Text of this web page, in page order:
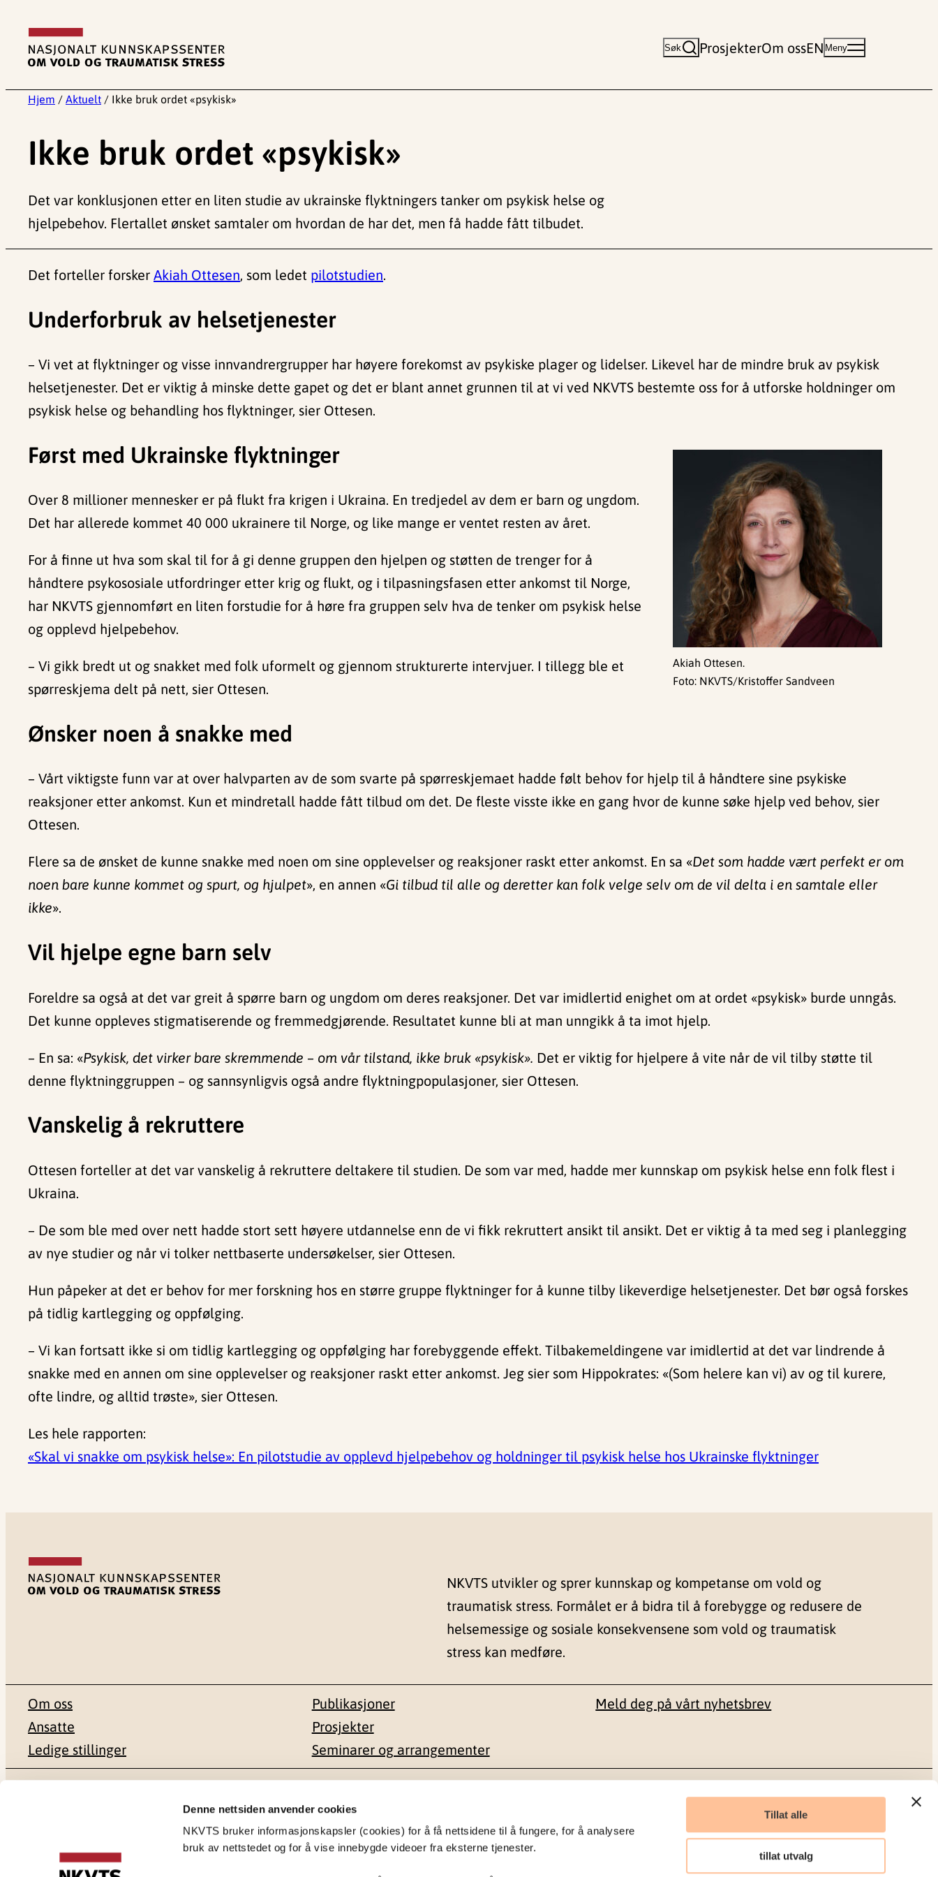
Denne nettsiden anvender cookies
NKVTS bruker informasjonskapsler (cookies) for å få nettsidene til å fungere, for å analysere
bruk av nettstedet og for å vise innebygde videoer fra eksterne tjenester.
Tillat alle
tillat utvalg
innhold
Søk ProsjekterOm ossEN Meny
Hjem / Aktuelt / Ikke bruk ordet «psykisk»
Ikke bruk ordet «psykisk»
Det var konklusjonen etter en liten studie av ukrainske flyktningers tanker om psykisk helse og
hjelpebehov. Flertallet ønsket samtaler om hvordan de har det, men få hadde fått tilbudet.
Det forteller forsker Akiah Ottesen, som ledet pilotstudien.
Underforbruk av helsetjenester
– Vi vet at flyktninger og visse innvandrergrupper har høyere forekomst av psykiske plager og lidelser. Likevel har de mindre bruk av psykisk
helsetjenester. Det er viktig å minske dette gapet og det er blant annet grunnen til at vi ved NKVTS bestemte oss for å utforske holdninger om
psykisk helse og behandling hos flyktninger, sier Ottesen.
Akiah Ottesen.
Foto: NKVTS/Kristoffer Sandveen
Først med Ukrainske flyktninger
Over 8 millioner mennesker er på flukt fra krigen i Ukraina. En tredjedel av dem er barn og ungdom.
Det har allerede kommet 40 000 ukrainere til Norge, og like mange er ventet resten av året.
For å finne ut hva som skal til for å gi denne gruppen den hjelpen og støtten de trenger for å
håndtere psykososiale utfordringer etter krig og flukt, og i tilpasningsfasen etter ankomst til Norge,
har NKVTS gjennomført en liten forstudie for å høre fra gruppen selv hva de tenker om psykisk helse
og opplevd hjelpebehov.
– Vi gikk bredt ut og snakket med folk uformelt og gjennom strukturerte intervjuer. I tillegg ble et
spørreskjema delt på nett, sier Ottesen.
Ønsker noen å snakke med
– Vårt viktigste funn var at over halvparten av de som svarte på spørreskjemaet hadde følt behov for hjelp til å håndtere sine psykiske
reaksjoner etter ankomst. Kun et mindretall hadde fått tilbud om det. De fleste visste ikke en gang hvor de kunne søke hjelp ved behov, sier
Ottesen.
Flere sa de ønsket de kunne snakke med noen om sine opplevelser og reaksjoner raskt etter ankomst. En sa «Det som hadde vært perfekt er om
noen bare kunne kommet og spurt, og hjulpet», en annen «Gi tilbud til alle og deretter kan folk velge selv om de vil delta i en samtale eller
ikke».
Vil hjelpe egne barn selv
Foreldre sa også at det var greit å spørre barn og ungdom om deres reaksjoner. Det var imidlertid enighet om at ordet «psykisk» burde unngås.
Det kunne oppleves stigmatiserende og fremmedgjørende. Resultatet kunne bli at man unngikk å ta imot hjelp.
– En sa: «Psykisk, det virker bare skremmende – om vår tilstand, ikke bruk «psykisk». Det er viktig for hjelpere å vite når de vil tilby støtte til
denne flyktninggruppen – og sannsynligvis også andre flyktningpopulasjoner, sier Ottesen.
Vanskelig å rekruttere
Ottesen forteller at det var vanskelig å rekruttere deltakere til studien. De som var med, hadde mer kunnskap om psykisk helse enn folk flest i
Ukraina.
– De som ble med over nett hadde stort sett høyere utdannelse enn de vi fikk rekruttert ansikt til ansikt. Det er viktig å ta med seg i planlegging
av nye studier og når vi tolker nettbaserte undersøkelser, sier Ottesen.
Hun påpeker at det er behov for mer forskning hos en større gruppe flyktninger for å kunne tilby likeverdige helsetjenester. Det bør også forskes
på tidlig kartlegging og oppfølging.
– Vi kan fortsatt ikke si om tidlig kartlegging og oppfølging har forebyggende effekt. Tilbakemeldingene var imidlertid at det var lindrende å
snakke med en annen om sine opplevelser og reaksjoner raskt etter ankomst. Jeg sier som Hippokrates: «(Som helere kan vi) av og til kurere,
ofte lindre, og alltid trøste», sier Ottesen.
Les hele rapporten:
«Skal vi snakke om psykisk helse»: En pilotstudie av opplevd hjelpebehov og holdninger til psykisk helse hos Ukrainske flyktninger
NKVTS utvikler og sprer kunnskap og kompetanse om vold og
traumatisk stress. Formålet er å bidra til å forebygge og redusere de
helsemessige og sosiale konsekvensene som vold og traumatisk
stress kan medføre.
Om oss
Ansatte
Ledige stillinger
Publikasjoner
Prosjekter
Seminarer og arrangementer
Meld deg på vårt nyhetsbrev
0409 Oslo
Besøksadresse
Gullhaugveien 1-3
22 59 55 00
Sosiale medier
Facebook